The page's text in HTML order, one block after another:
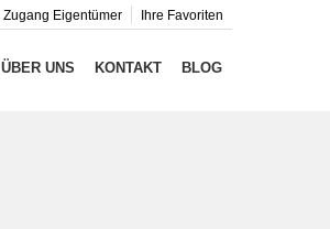
Ihre Favoriten
Zugang Eigentümer
ÜBER UNS KONTAKT BLOG